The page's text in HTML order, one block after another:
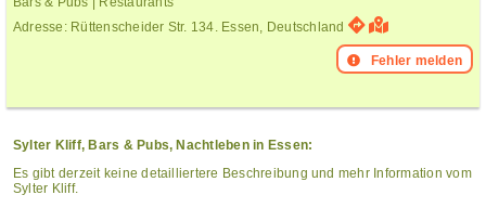
Adresse: Rüttenscheider Str. 134. Essen, Deutschland
Fehler melden
Sylter Kliff, Bars & Pubs, Nachtleben in Essen:
Es gibt derzeit keine detailliertere Beschreibung und mehr Information vom
Sylter Kliff.